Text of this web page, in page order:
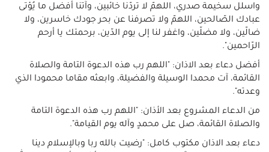
واسلل سخيمة صدري، اللهمّ لا تردّنا خائبين، وآتنا أفضل ما يُؤتى
عبادك الصّالحين، اللهمّ ولا تصرفنا عن بحر جودك خاسرين، ولا
ضالّين، ولا مضلّين، واغفر لنا إلى يوم الدّين، برحمتك يا أرحم
الرّاحمين".
أفضل دعاء بعد الاذان: "اللهم رب هذه الدعوة التامة والصلاة
القائمة، آت محمدا الوسيلة والفضيلة، وابعثه مقاما محمودا الذي
وعدته".
من الدعاء المشروع بعد الأذان: "اللهم رب هذه الدعوة التامة
والصلاة القائمة، صل على محمدٍ وآله يوم القيامة".
دعاء بعد الاذان مكتوب كامل: "رضيت بالله ربا وبالإسلام دينا